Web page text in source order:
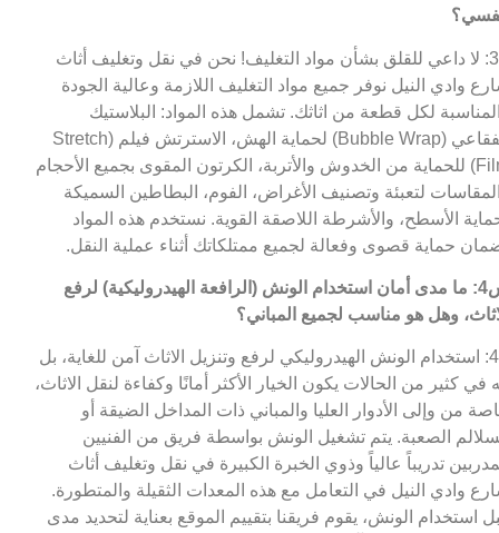
ج3: لا داعي للقلق بشأن مواد التغليف! نحن في نقل وتغليف أثاث
وادي النيل نوفر جميع مواد التغليف اللازمة وعالية الجودة
لكل قطعة من اثاثك. تشمل هذه المواد: البلاستيك
الفقاعي (Bubble Wrap) لحماية الهش، الاسترتش فيلم (Stretch
Film) للحماية من الخدوش والأتربة، الكرتون المقوى بجميع الأحجام
لتعبئة وتصنيف الأغراض، الفوم، البطاطين السميكة
الأسطح، والأشرطة اللاصقة القوية. نستخدم هذه المواد
حماية قصوى وفعالة لجميع ممتلكاتك أثناء عملية النقل.
س4: ما مدى أمان استخدام الونش (الرافعة الهيدروليكية) لرفع
وهل هو مناسب لجميع المباني؟
ج4: استخدام الونش الهيدروليكي لرفع وتنزيل الاثاث آمن للغاية، بل
في كثير من الحالات يكون الخيار الأكثر أمانًا وكفاءة لنقل الاثاث،
من وإلى الأدوار العليا والمباني ذات المداخل الضيقة أو
الصعبة. يتم تشغيل الونش بواسطة فريق من الفنيين
تدريباً عالياً وذوي الخبرة الكبيرة في نقل وتغليف أثاث
وادي النيل في التعامل مع هذه المعدات الثقيلة والمتطورة.
استخدام الونش، يقوم فريقنا بتقييم الموقع بعناية لتحديد مدى